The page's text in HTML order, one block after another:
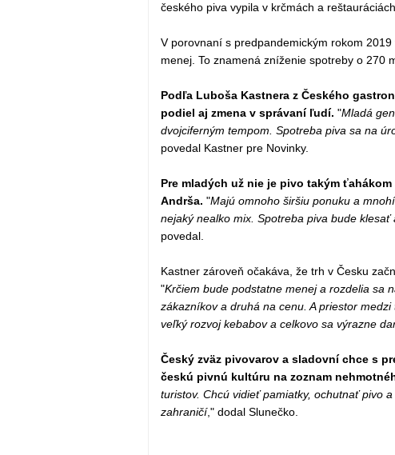
českého piva vypila v krčmách a
V porovnaní s predpandemickým rokom
menej. To znamená zníženie spotreby o 270
Podľa Luboša Kastnera z Českého
podiel aj zmena v správaní ľudí. "Mladá
dvojciferným tempom. Spotreba piva sa na
povedal Kastner pre Novinky.
Pre mladých už nie je pivo takým
Andrša. "Majú omnoho širšiu ponuku a
nejaký nealko mix. Spotreba piva bude
povedal.
Kastner zároveň očakáva, že trh v Česku
"Krčiem bude podstatne menej a rozdelia sa
zákazníkov a druhá na cenu. A priestor
veľký rozvoj kebabov a celkovo sa výrazne
Český zväz pivovarov a sladovní chce s
českú pivnú kultúru na zoznam
turistov. Chcú vidieť pamiatky, ochutnať pivo
zahraničí," dodal Slunečko.